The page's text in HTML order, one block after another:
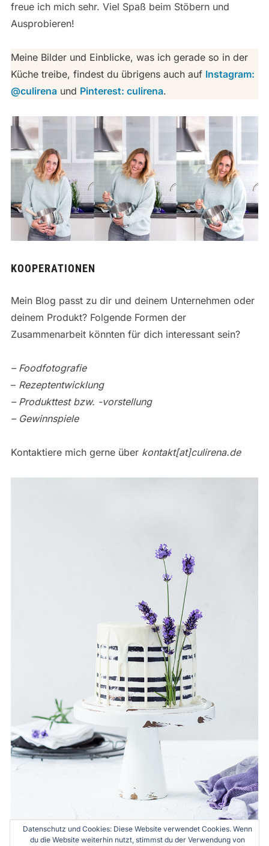
freue ich mich sehr. Viel Spaß beim Stöbern und
Ausprobieren!
Meine Bilder und Einblicke, was ich gerade so in der
Küche treibe, findest du übrigens auch auf Instagram:
@culirenaund Pinterest: culirena.
KOOPERATIONEN
Mein Blog passt zu dir und deinem Unternehmen oder
deinem Produkt? Folgende Formen der
Zusammenarbeit könnten für dich interessant sein?
– Foodfotografie
– Rezeptentwicklung
– Produkttest bzw. -vorstellung
– Gewinnspiele
Kontaktiere mich gerne über kontakt[at]culirena.de
Datenschutz und Cookies: Diese Website verwendet Cookies. Wenn
du die Website weiterhin nutzt, stimmst du der Verwendung von